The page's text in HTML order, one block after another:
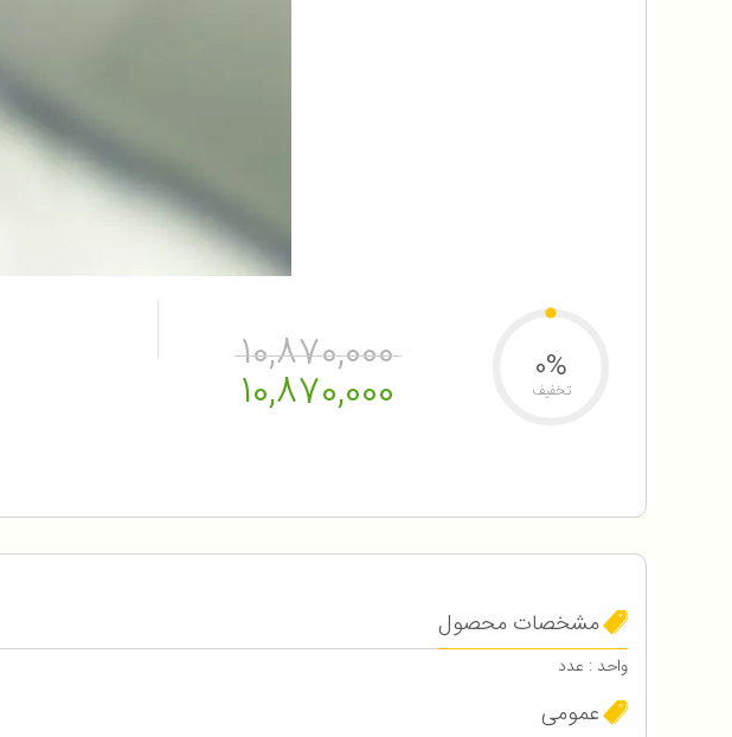
10,870,000
10,870,000 0%
تخفیف
مشخصات محصول
واحد : عدد
عمومی